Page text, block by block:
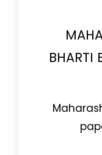
BHARTI